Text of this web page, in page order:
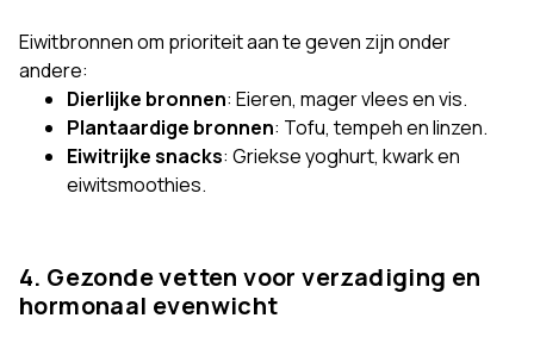
Eiwitbronnen om prioriteit aan te geven zijn onder
andere:
Dierlijke bronnen: Eieren, mager vlees en vis.
Plantaardige bronnen: Tofu, tempeh en linzen.
Eiwitrijke snacks: Griekse yoghurt, kwark en
eiwitsmoothies.
4. Gezonde vetten voor verzadiging en
hormonaal evenwicht